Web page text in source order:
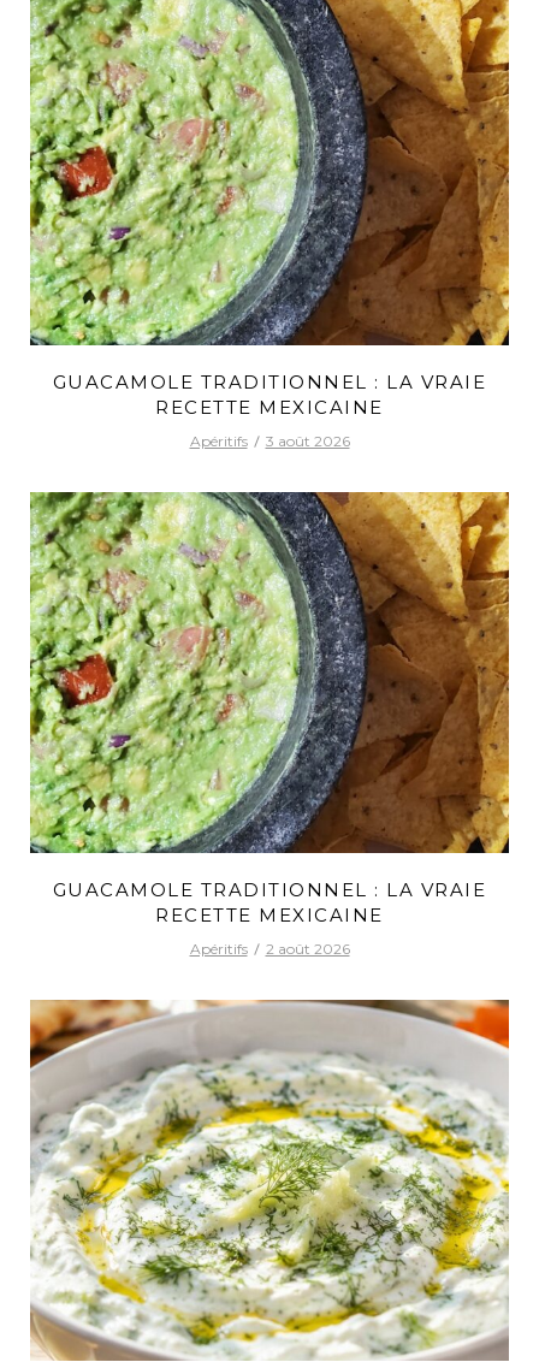
GUACAMOLE TRADITIONNEL : LA VRAIE
RECETTE MEXICAINE
Apéritifs 3 août 2026
GUACAMOLE TRADITIONNEL : LA VRAIE
RECETTE MEXICAINE
Apéritifs 2 août 2026